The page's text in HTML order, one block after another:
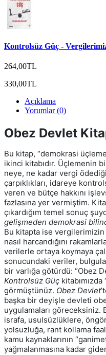
Kontrolsüz Güç -
264,00TL
330,00TL
Açıklama
Yorumlar (0)
Obez Devlet
Bu kitap, “demokrasi
ikinci kitabıdır. Üçlemenin
neye, ne kadar vergi
çarpıklıkları, idareye
veren ve bütçe hakkını
fazlasına yer vermiştim.
çıkardığım temel sonuç
gelişmeden demokrasi
Bu kitapta ise
nasıl harcandığını
verilerle ortaya koymaya
sonucundaki veriler,
bir varlığa götürdü: “Obez
Kontrolsüz Güç
görmüştünüz. Obez Devlet
başka bir deyişle devleti
uygulamaları göreceksiniz.
israfa, usulsüzlüklere,
yolsuzluğa, rant kollama
kamu kaynaklarının
yağmalanmasına kadar